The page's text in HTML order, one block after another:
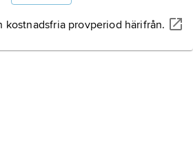
kostnadsfria provperiod härifrån.